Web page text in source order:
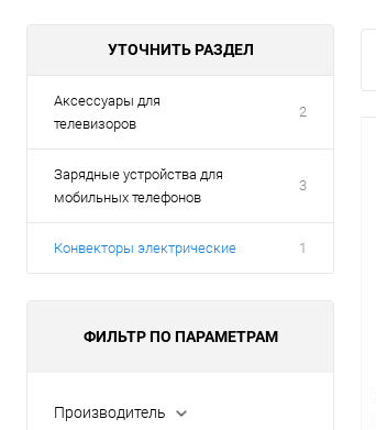
УТОЧНИТЬ РАЗДЕЛ
Аксессуары для
телевизоров
2
Зарядные устройства для
мобильных телефонов
3
Конвекторы электрические 1
ФИЛЬТР ПО ПАРАМЕТРАМ
Производитель